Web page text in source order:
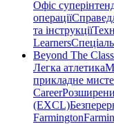
Офіс
операції
та інструкції
Learners
Beyond The
Легка атлетика
прикладне
Career
(EXCL)
Farmington